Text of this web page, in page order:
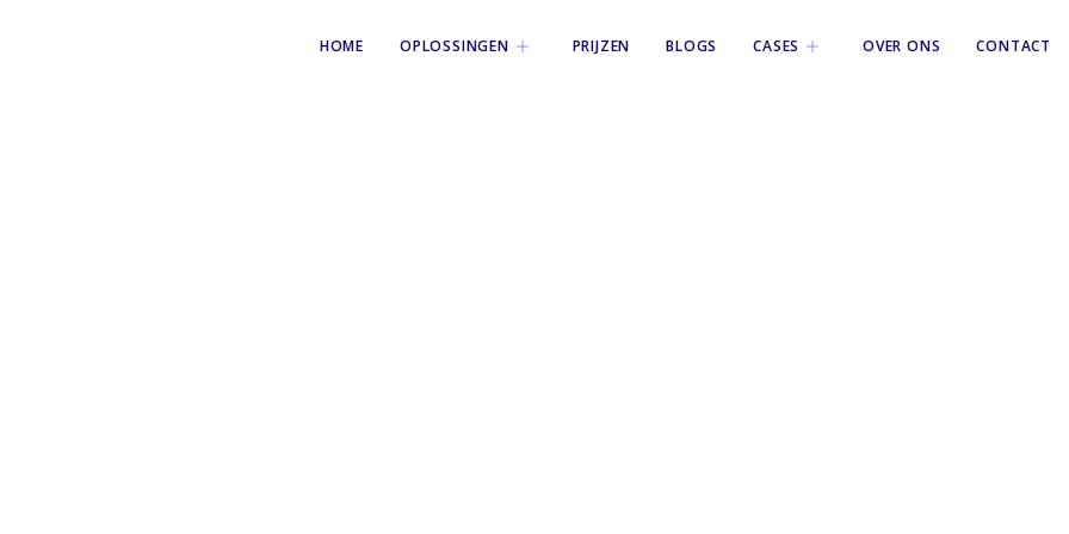
HOME OPLOSSINGEN PRIJZEN BLOGS CASES OVER ONS CONTACT